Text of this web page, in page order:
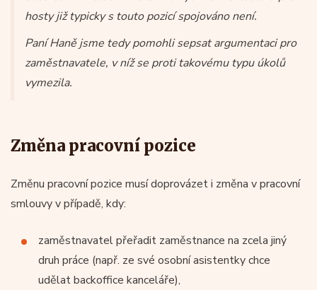
hosty již typicky s touto pozicí spojováno není.
Paní Haně jsme tedy pomohli sepsat argumentaci pro
zaměstnavatele, v níž se proti takovému typu úkolů
vymezila.
Změna pracovní pozice
Změnu pracovní pozice musí doprovázet i změna v pracovní
smlouvy v případě, kdy:
zaměstnavatel přeřadit zaměstnance na zcela jiný
druh práce (např. ze své osobní asistentky chce
udělat backoffice kanceláře),